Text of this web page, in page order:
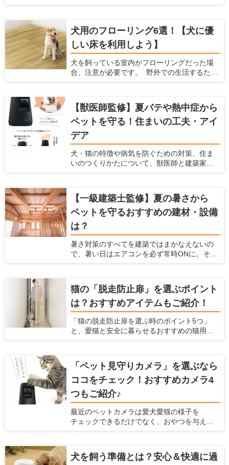
な不都合が出てきます。 そんな時には、マッ
トを敷くことで解決できる場合があります。
ここでは、ペット用のマットを敷いた方がい
い場合と、マットを選ぶ時に注意すべきポイ
ント、おすすめのペット用マットを紹介しま
す。 あらゆるメーカーの商品をチェックして
犬用のフローリング6選！【犬に優
しい床を利用しよう】
犬を飼っている室内がフローリングだった場
合、注意が必要です。 野外での生活するため
は犬の体にダメージを与えますし、将来の病
気を引き起こす可能性もあるのです。 犬を飼
われている愛犬家の方は、犬用のフローリン
グに変えることを検討してみてはいかがで
しょうか。 この記事では、フローリングが犬
に与えるダメージを紹介するとともに、愛犬
家住宅だからこそわかる「犬に優しいフロー
【獣医師監修】夏バテや熱中症から
ペットを守る！住まいの工夫・アイ
デア
犬・猫の特徴や病気を防ぐための対策、住ま
いのつくりかたについて、獣医師と建築家の
【一級建築士監修】夏の暑さから
ペットを守るおすすめの建材・設備
は？
暑さ対策のすべてを建築ではまかなえないの
で、暑い日はエアコンを必ず常時ONに。そこ
隙間をつくらない」「空気の流れをつくる」
の2点。電気代の節約にも。
猫の「脱走防止扉」を選ぶポイント
は？おすすめアイテムもご紹介！
「猫の脱走防止扉を選ぶ時のポイント5つ」
と、愛猫と安全に暮らせるおすすめの猫用脱
「ペット見守りカメラ」を選ぶなら
ココをチェック！おすすめカメラ4
つもご紹介♪
最近のペットカメラは愛犬愛猫の様子を
チェックできるだけでなく、おやつを与えら
す。たくさんのメーカー、種類がズラリ並ん
でいて、どれを選んで良いか迷ってしまいま
犬を飼う準備とは？安心＆快適に過